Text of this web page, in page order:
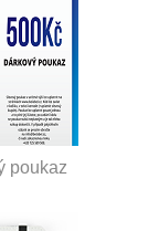
poukaz